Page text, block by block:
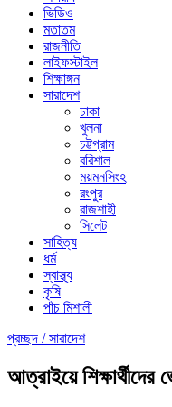
ভিডিও
মতাতম
রাজনীতি
লাইফস্টাইল
শিক্ষাঙ্গন
সারাদেশ
ঢাকা
খুলনা
চট্টগ্রাম
বরিশাল
ময়মনসিংহ
রংপুর
রাজশাহী
সিলেট
সাহিত্য
ধর্ম
স্বাস্থ্য
কৃষি
পাঁচ মিশালী
প্রচ্ছদ /সারাদেশ
আত্রাইয়ে